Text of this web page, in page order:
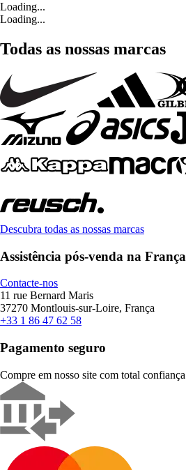
Loading...
Loading...
Todas as nossas marcas
Descubra todas as nossas marcas
Assistência pós-venda na França
Contacte-nos
11 rue Bernard Maris
37270 Montlouis-sur-Loire, França
+33 1 86 47 62 58
Pagamento seguro
Compre em nosso site com total confiança